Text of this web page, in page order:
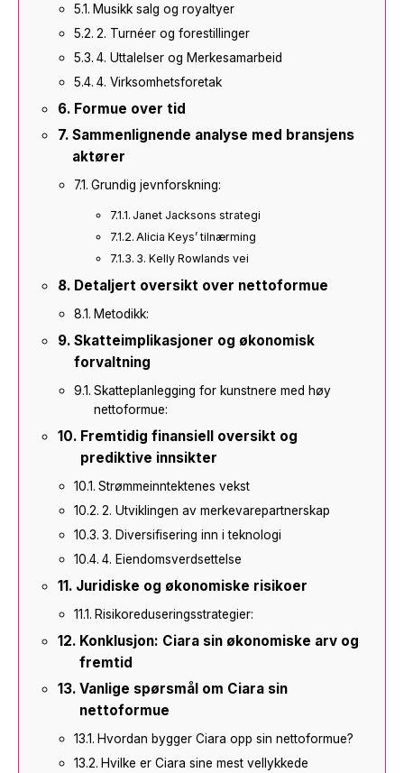
Musikk salg og royaltyer
2. Turnéer og forestillinger
4. Uttalelser og Merkesamarbeid
4. Virksomhetsforetak
Formue over tid
Sammenlignende analyse med bransjens
aktører
Grundig jevnforskning:
Janet Jacksons strategi
Alicia Keys’ tilnærming
3. Kelly Rowlands vei
Detaljert oversikt over nettoformue
Metodikk:
Skatteimplikasjoner og økonomisk
forvaltning
Skatteplanlegging for kunstnere med høy
nettoformue:
Fremtidig finansiell oversikt og
prediktive innsikter
Strømmeinntektenes vekst
2. Utviklingen av merkevarepartnerskap
3. Diversifisering inn i teknologi
4. Eiendomsverdsettelse
Juridiske og økonomiske risikoer
Risikoreduseringsstrategier:
Konklusjon: Ciara sin økonomiske arv og
fremtid
Vanlige spørsmål om Ciara sin
nettoformue
Hvordan bygger Ciara opp sin nettoformue?
Hvilke er Ciara sine mest vellykkede